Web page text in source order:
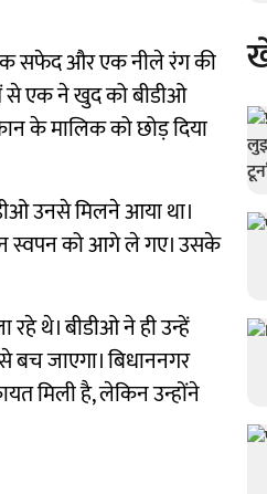
एक सफेद और एक नीले रंग की
से एक ने खुद को बीडीओ
के मालिक को छोड़ दिया
उनसे मिलने आया था।
स्वपन को आगे ले गए। उसके
थे। बीडीओ ने ही उन्हें
बच जाएगा। बिधाननगर
मिली है, लेकिन उन्होंने